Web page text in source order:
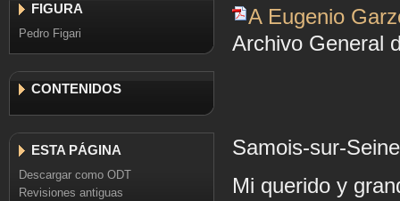
FIGURA
Pedro Figari
CONTENIDOS
ESTA PÁGINA
Descargar como ODT
Revisiones antiguas
A Eugenio
Archivo General
Samois-sur-
Mi querido y